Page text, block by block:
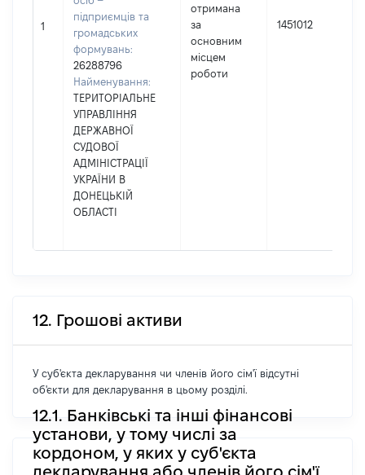
1
підприємців та
громадських
формувань:
26288796
Найменування:
ТЕРИТОРІАЛЬНЕ
УПРАВЛІННЯ
ДЕРЖАВНОЇ
СУДОВОЇ
АДМІНІСТРАЦІЇ
УКРАЇНИ В
ДОНЕЦЬКІЙ
ОБЛАСТІ
отримана
за
основним
місцем
роботи
1451012
12. Грошові активи
У суб'єкта декларування чи членів його сім'ї відсутні
об'єкти для декларування в цьому розділі.
12.1. Банківські та інші фінансові
установи, у тому числі за
кордоном, у яких у суб'єкта
декларування або членів його сім'ї